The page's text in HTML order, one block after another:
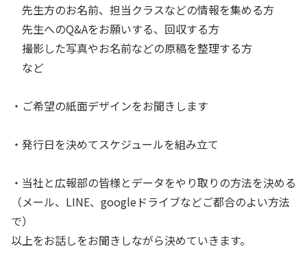
先生方のお名前、担当クラスなどの情報を集める方
先生へのQ&Aをお願いする、回収する方
撮影した写真やお名前などの原稿を整理する方
など
・ご希望の紙面デザインをお聞きします
・発行日を決めてスケジュールを組み立て
・当社と広報部の皆様とデータをやり取りの方法を決める
（メール、LINE、googleドライブなどご都合のよい方法
で）
以上をお話しをお聞きしながら決めていきます。